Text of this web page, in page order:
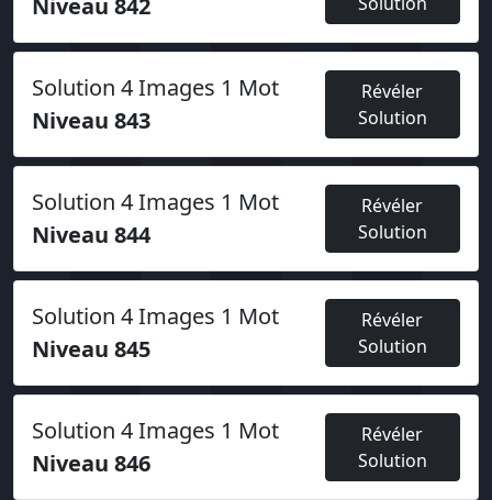
Niveau 842
Solution 4 Images 1 Mot
Niveau 843
Révéler
Solution
Solution 4 Images 1 Mot
Niveau 844
Révéler
Solution
Solution 4 Images 1 Mot
Niveau 845
Révéler
Solution
Solution 4 Images 1 Mot
Niveau 846
Révéler
Solution